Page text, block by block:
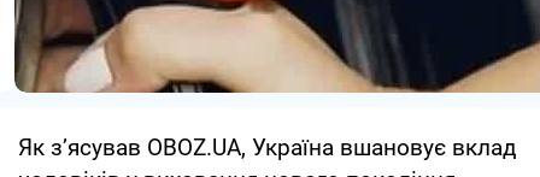
Як з’ясував OBOZ.UA, Україна вшановує вклад